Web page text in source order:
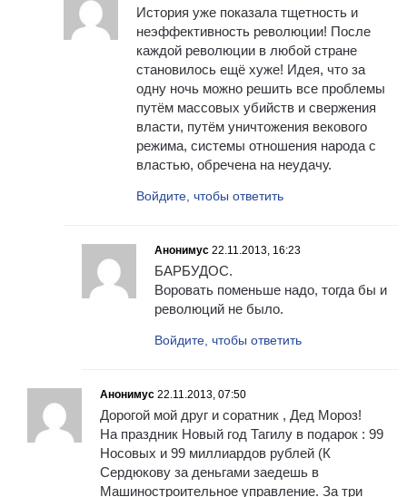
История уже показала тщетность и
неэффективность революции! После
каждой революции в любой стране
становилось ещё хуже! Идея, что за
одну ночь можно решить все проблемы
путём массовых убийств и свержения
власти, путём уничтожения векового
режима, системы отношения народа с
властью, обречена на неудачу.
Войдите, чтобы ответить
Анонимус 22.11.2013, 16:23
БАРБУДОС.
Воровать поменьше надо, тогда бы и
революций не было.
Войдите, чтобы ответить
Анонимус 22.11.2013, 07:50
Дорогой мой друг и соратник , Дед Мороз!
На праздник Новый год Тагилу в подарок : 99
Носовых и 99 миллиардов рублей (К
Сердюкову за деньгами заедешь в
Машиностроительное управление. За три